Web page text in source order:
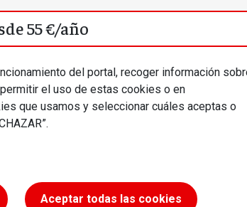
del portal, recoger información
el uso de estas cookies o en
que usamos y seleccionar cuáles aceptas o
Aceptar todas las cookies
55 €/año